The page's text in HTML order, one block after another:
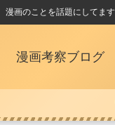
漫画のことを話題にしてます
漫画考察ブログ